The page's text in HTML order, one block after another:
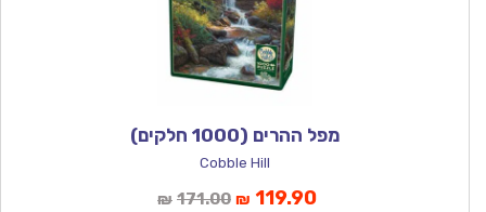
מפל ההרים (1000 חלקים)
Cobble Hill
₪ 171.00המחיר
₪ 119.90המחיר